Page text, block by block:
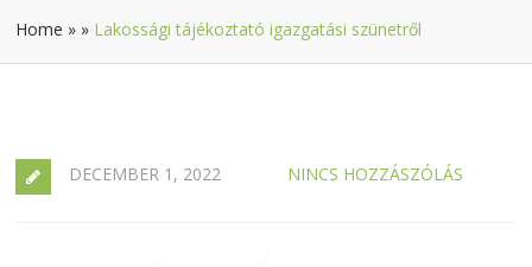
Home » » Lakossági tájékoztató igazgatási szünetről
DECEMBER 1, 2022 NINCS HOZZÁSZÓLÁS